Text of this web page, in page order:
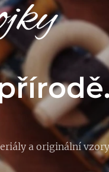
a originální